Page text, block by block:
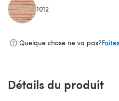
1012
Quelque chose ne va pas?
Détails du produit